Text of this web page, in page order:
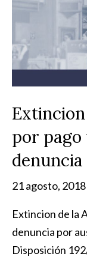
por pago
21 agosto, 2018
Extincion de la
denuncia por
Disposición